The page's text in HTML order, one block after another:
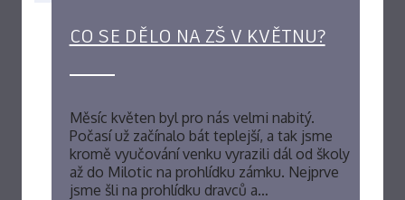
CO SE DĚLO NA ZŠ V KVĚTNU?
Měsíc květen byl pro nás velmi nabitý.
Počasí už začínalo bát teplejší, a tak jsme
kromě vyučování venku vyrazili dál od školy
až do Milotic na prohlídku zámku. Nejprve
jsme šli na prohlídku dravců a…